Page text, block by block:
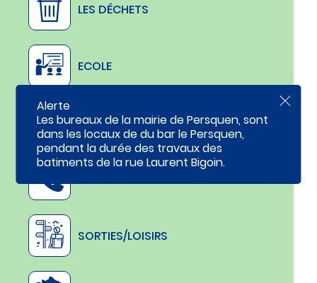
Alerte
Les bureaux de la mairie de Persquen, sont
dans les locaux de du bar le Persquen,
pendant la durée des travaux des
batiments de la rue Laurent Bigoin.
F
LES DÉCHETS
ECOLE
CANTINE
SORTIES/LOISIRS